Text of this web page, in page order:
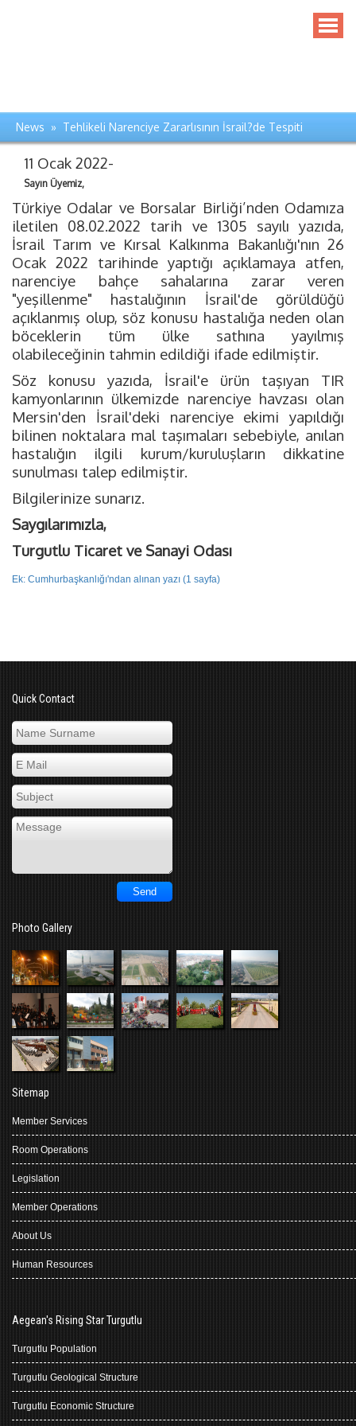
News » Tehlikeli Narenciye Zararlısının İsrail?de Tespiti
11 Ocak 2022-
Sayın Üyemiz,
Türkiye Odalar ve Borsalar Birliği’nden Odamıza
iletilen 08.02.2022 tarih ve 1305 sayılı yazıda,
İsrail Tarım ve Kırsal Kalkınma Bakanlığı'nın 26
Ocak 2022 tarihinde yaptığı açıklamaya atfen,
narenciye bahçe sahalarına zarar veren
"yeşillenme" hastalığının İsrail'de görüldüğü
açıklanmış olup, söz konusu hastalığa neden olan
böceklerin tüm ülke sathına yayılmış
olabileceğinin tahmin edildiği ifade edilmiştir.
Söz konusu yazıda, İsrail'e ürün taşıyan TIR
kamyonlarının ülkemizde narenciye havzası olan
Mersin'den İsrail'deki narenciye ekimi yapıldığı
bilinen noktalara mal taşımaları sebebiyle, anılan
hastalığın ilgili kurum/kuruluşların dikkatine
sunulması talep edilmiştir.
Bilgilerinize sunarız.
Saygılarımızla,
Turgutlu Ticaret ve Sanayi Odası
Ek: Cumhurbaşkanlığı'ndan alınan yazı (1 sayfa)
Quick Contact
Photo Gallery
Sitemap
Member Services
Room Operations
Legislation
Member Operations
About Us
Human Resources
Aegean's Rising Star Turgutlu
Turgutlu Population
Turgutlu Geological Structure
Turgutlu Economic Structure